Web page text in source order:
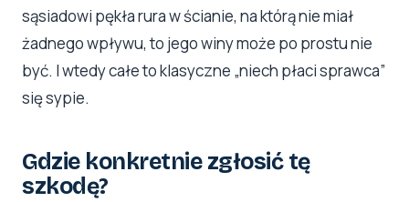
sąsiadowi pękła rura w ścianie, na którą nie miał
żadnego wpływu, to jego winy może po prostu nie
być. I wtedy całe to klasyczne „niech płaci sprawca”
się sypie.
Gdzie konkretnie zgłosić tę
szkodę?